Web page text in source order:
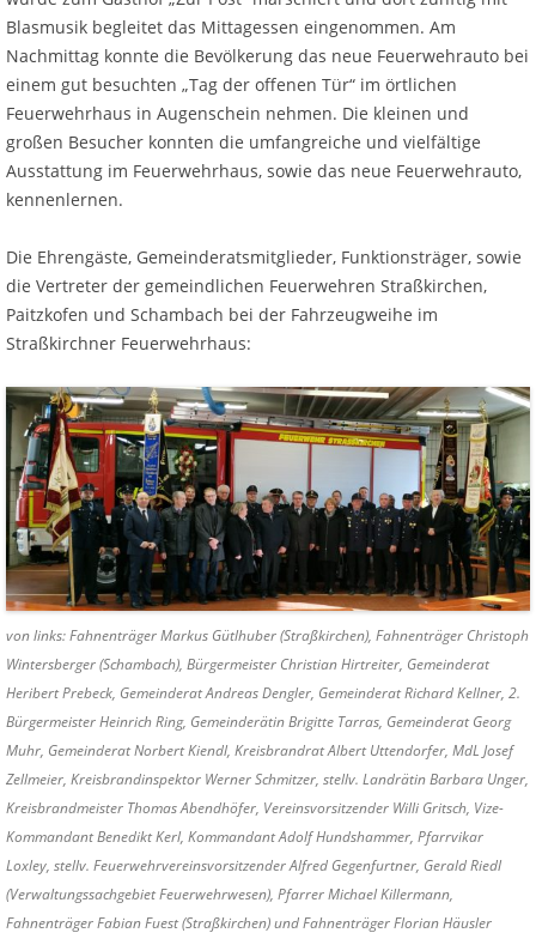
Blasmusik begleitet das Mittagessen eingenommen. Am
Nachmittag konnte die Bevölkerung das neue Feuerwehrauto bei
einem gut besuchten „Tag der offenen Tür“ im örtlichen
Feuerwehrhaus in Augenschein nehmen. Die kleinen und
großen Besucher konnten die umfangreiche und vielfältige
Ausstattung im Feuerwehrhaus, sowie das neue Feuerwehrauto,
kennenlernen.
Die Ehrengäste, Gemeinderatsmitglieder, Funktionsträger, sowie
die Vertreter der gemeindlichen Feuerwehren Straßkirchen,
Paitzkofen und Schambach bei der Fahrzeugweihe im
Straßkirchner Feuerwehrhaus:
von links: Fahnenträger Markus Gütlhuber (Straßkirchen), Fahnenträger Christoph
Wintersberger (Schambach), Bürgermeister Christian Hirtreiter, Gemeinderat
Heribert Prebeck, Gemeinderat Andreas Dengler, Gemeinderat Richard Kellner, 2.
Bürgermeister Heinrich Ring, Gemeinderätin Brigitte Tarras, Gemeinderat Georg
Muhr, Gemeinderat Norbert Kiendl, Kreisbrandrat Albert Uttendorfer, MdL Josef
Zellmeier, Kreisbrandinspektor Werner Schmitzer, stellv. Landrätin Barbara Unger,
Kreisbrandmeister Thomas Abendhöfer, Vereinsvorsitzender Willi Gritsch, Vize-
Kommandant Benedikt Kerl, Kommandant Adolf Hundshammer, Pfarrvikar
Loxley, stellv. Feuerwehrvereinsvorsitzender Alfred Gegenfurtner, Gerald Riedl
(Verwaltungssachgebiet Feuerwehrwesen), Pfarrer Michael Killermann,
Fahnenträger Fabian Fuest (Straßkirchen) und Fahnenträger Florian Häusler